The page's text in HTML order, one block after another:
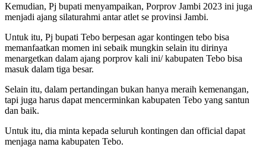
Kemudian, Pj bupati menyampaikan, Porprov Jambi 2023 ini juga
menjadi ajang silaturahmi antar atlet se provinsi Jambi.
Untuk itu, Pj bupati Tebo berpesan agar kontingen tebo bisa
memanfaatkan momen ini sebaik mungkin selain itu dirinya
menargetkan dalam ajang porprov kali ini/ kabupaten Tebo bisa
masuk dalam tiga besar.
Selain itu, dalam pertandingan bukan hanya meraih kemenangan,
tapi juga harus dapat mencerminkan kabupaten Tebo yang santun
dan baik.
Untuk itu, dia minta kepada seluruh kontingen dan official dapat
menjaga nama kabupaten Tebo.